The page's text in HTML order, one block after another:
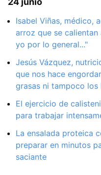
Isabel Viñas, médico,
arroz que se
yo por lo general..."
Jesús Vázquez,
que nos hace
grasas ni tampoco los
El ejercicio de
para trabajar
La ensalada proteica
preparar en minutos
saciante